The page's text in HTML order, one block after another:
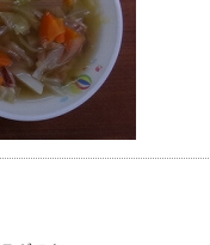
ついての連絡